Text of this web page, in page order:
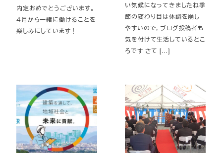
内定おめでとうございます。
４月から一緒に働けることを
楽しみにしています！
い気候になってきましたね季
節の変わり目は体調を崩し
やすいので，ブログ投稿者も
気を付けて生活しているとこ
ろです さて […]